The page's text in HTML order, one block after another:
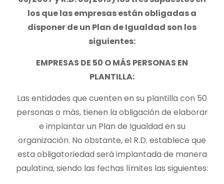
los que las empresas están obligadas a
disponer de un Plan de Igualdad son los
siguientes:
EMPRESAS DE 50 O MÁS PERSONAS EN
PLANTILLA:
Las entidades que cuenten en su plantilla con 50
personas o más, tienen la obligación de elaborar
e implantar un Plan de Igualdad en su
organización. No obstante, el R.D. establece que
esta obligatoriedad será implantada de manera
paulatina, siendo las fechas límites las siguientes: